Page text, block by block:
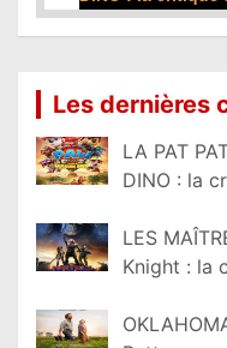
Les dernières
LA PAT
DINO : la
LES
Knight : la